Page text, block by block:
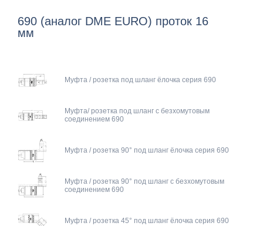
690 (аналог DME EURO) проток 16
мм
Муфта / розетка под шланг ёлочка серия 690
Муфта/ розетка под шланг с безхомутовым
соединением 690
Муфта / розетка 90° под шланг ёлочка серия 690
Муфта / розетка 90° под шланг с безхомутовым
соединением 690
Муфта / розетка 45° под шланг ёлочка серия 690